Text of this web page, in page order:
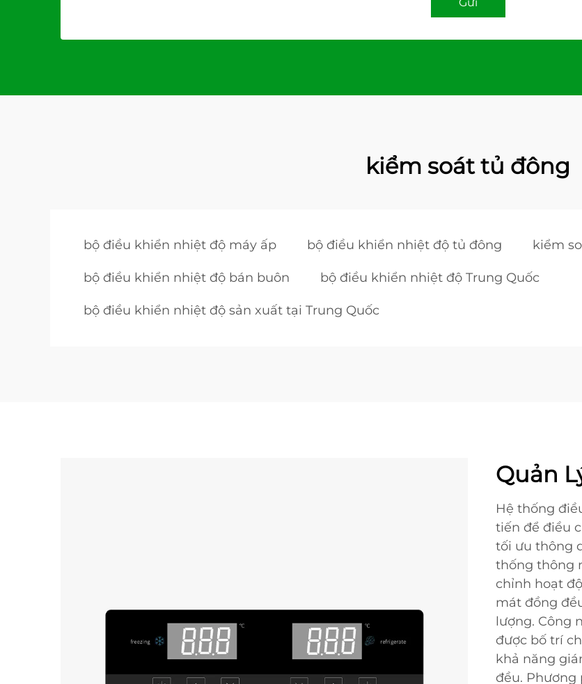
kiểm soát tủ đông
bộ điều khiển nhiệt độ máy ấp bộ điều khiển nhiệt độ tủ đông kiểm
bộ điều khiển nhiệt độ bán buôn bộ điều khiển nhiệt độ Trung Quốc
bộ điều khiển nhiệt độ sản xuất tại Trung Quốc
Quản
Hệ thống
tiến để điều
tối ưu thông
thống thông
chỉnh hoạt
mát đồng
lượng. Công
được bố trí
khả năng
đều. Phương